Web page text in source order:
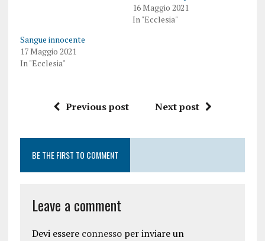
16 Maggio 2021
In "Ecclesia"
Sangue innocente
17 Maggio 2021
In "Ecclesia"
Previous post Next post
BE THE FIRST TO COMMENT
Leave a comment
Devi essere connessoper inviare un